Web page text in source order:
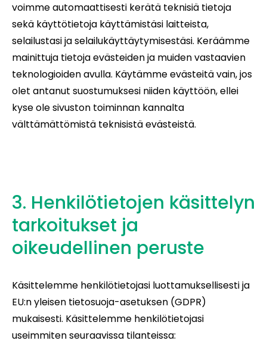
voimme automaattisesti kerätä teknisiä tietoja
sekä käyttötietoja käyttämistäsi laitteista,
selailustasi ja selailukäyttäytymisestäsi. Keräämme
mainittuja tietoja evästeiden ja muiden vastaavien
teknologioiden avulla. Käytämme evästeitä vain, jos
olet antanut suostumuksesi niiden käyttöön, ellei
kyse ole sivuston toiminnan kannalta
välttämättömistä teknisistä evästeistä.
3. Henkilötietojen käsittelyn
tarkoitukset ja
oikeudellinen peruste
Käsittelemme henkilötietojasi luottamuksellisesti ja
EU:n yleisen tietosuoja-asetuksen (GDPR)
mukaisesti. Käsittelemme henkilötietojasi
useimmiten seuraavissa tilanteissa: